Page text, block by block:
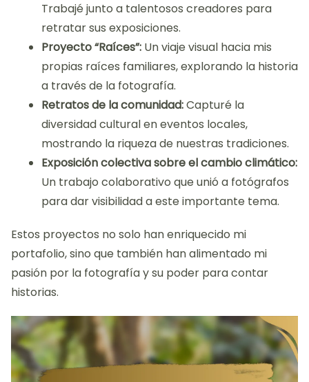
Trabajé junto a talentosos creadores para
retratar sus exposiciones.
Proyecto “Raíces”: Un viaje visual hacia mis
propias raíces familiares, explorando la historia
a través de la fotografía.
Retratos de la comunidad:Capturé la
diversidad cultural en eventos locales,
mostrando la riqueza de nuestras tradiciones.
Exposición colectiva sobre el cambio climático:
Un trabajo colaborativo que unió a fotógrafos
para dar visibilidad a este importante tema.
Estos proyectos no solo han enriquecido mi
portafolio, sino que también han alimentado mi
pasión por la fotografía y su poder para contar
historias.